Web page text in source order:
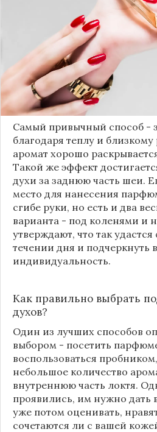
Используя духи, всегда
приятный запах
Но обычно обновлять
стойкий парфюм. Однако
что есть несколько
сохранить аромат надолго.
чтобы правильно выбрать
духов на кожу.
Самый привычный способ -
благодаря теплу и
аромат хорошо
Такой же эффект
духи за заднюю часть шеи.
место для нанесения
сгибе руки, но есть и два
варианта - под коленями и
утверждают, что так
течении дня и подчеркнуть
индивидуальность.
Как правильно выбрать
духов?
Один из лучших способов
выбором - посетить
воспользоваться
небольшое количество
внутреннюю часть локтя.
проявились, им нужно дать
уже потом оценивать,
сочетаются ли с вашей